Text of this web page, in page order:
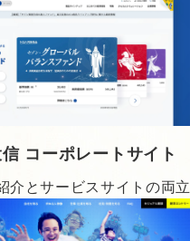
コーポレートサイト
介とサービスサイトの両立